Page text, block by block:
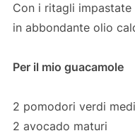
Con i ritagli
in abbondante olio
Per il mio guacamole
2 pomodori verdi medi
2 avocado maturi